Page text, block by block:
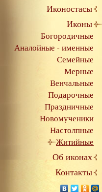
Иконостасы
Иконы
Богородичные
Аналойные - именные
Семейные
Мерные
Венчальные
Подарочные
Праздничные
Новомученики
Настолпные
Житийные
Об иконах
Контакты